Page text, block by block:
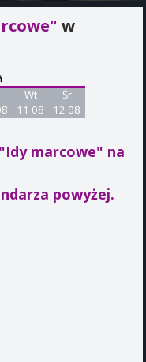
w
Wt
11 08
Śr
12 08
marcowe" na
powyżej.